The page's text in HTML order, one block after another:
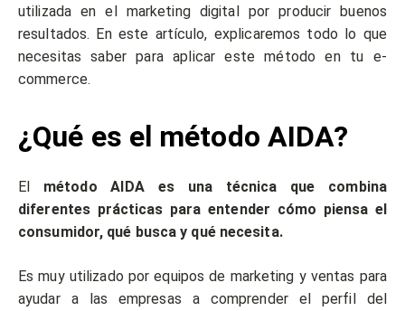
utilizada en el marketing digital por producir buenos
resultados. En este artículo, explicaremos todo lo que
necesitas saber para aplicar este método en tu e-
commerce.
¿Qué es el método AIDA?
El método AIDA es una técnica que combina
diferentes prácticas para entender cómo piensa el
consumidor, qué busca y qué necesita.
Es muy utilizado por equipos de marketing y ventas para
ayudar a las empresas a comprender el perfil del